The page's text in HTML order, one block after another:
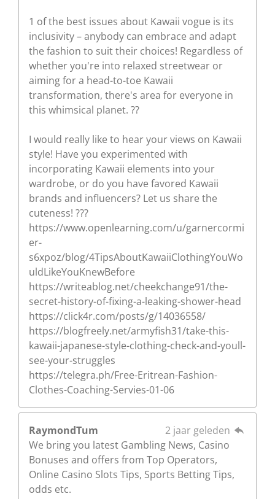
1 of the best issues about Kawaii vogue is its
inclusivity – anybody can embrace and adapt
the fashion to suit their choices! Regardless of
whether you're into relaxed streetwear or
aiming for a head-to-toe Kawaii
transformation, there's area for everyone in
this whimsical planet. ??
I would really like to hear your views on Kawaii
style! Have you experimented with
incorporating Kawaii elements into your
wardrobe, or do you have favored Kawaii
brands and influencers? Let us share the
cuteness! ???
https://www.openlearning.com/u/garnercormi
er-
s6xpoz/blog/4TipsAboutKawaiiClothingYouWo
uldLikeYouKnewBefore
https://writeablog.net/cheekchange91/the-
secret-history-of-fixing-a-leaking-shower-head
https://click4r.com/posts/g/14036558/
https://blogfreely.net/armyfish31/take-this-
kawaii-japanese-style-clothing-check-and-youll-
see-your-struggles
https://telegra.ph/Free-Eritrean-Fashion-
Clothes-Coaching-Servies-01-06
RaymondTum
2 jaar geleden
We bring you latest Gambling News, Casino
Bonuses and offers from Top Operators,
Online Casino Slots Tips, Sports Betting Tips,
odds etc.